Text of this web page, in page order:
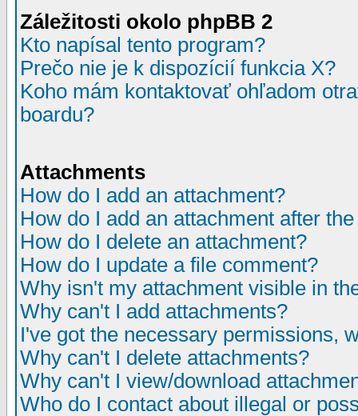
Záležitosti okolo phpBB 2
Kto napísal tento program?
Prečo nie je k dispozícií funkcia X?
Koho mám kontaktovať ohľadom
boardu?
Attachments
How do I add an attachment?
How do I add an attachment after
How do I delete an attachment?
How do I update a file comment?
Why isn't my attachment visible in
Why can't I add attachments?
I've got the necessary permissions,
Why can't I delete attachments?
Why can't I view/download
Who do I contact about illegal or